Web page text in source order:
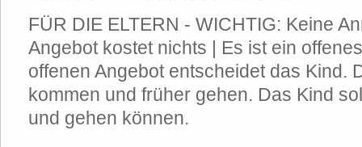
FÜR DIE ELTERN - WICHTIG: Keine
Angebot kostet nichts | Es ist ein
offenen Angebot entscheidet das Kind.
kommen und früher gehen. Das Kind
und gehen können.